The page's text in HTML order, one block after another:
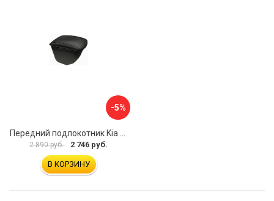
-5%
2 890 руб. 2 746 руб.
В КОРЗИНУ